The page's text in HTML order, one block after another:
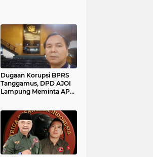
Dugaan Korupsi BPRS
Tanggamus, DPD AJOI
Lampung Meminta APH